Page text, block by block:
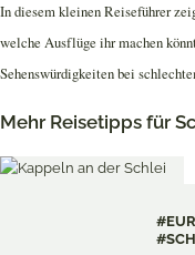
In diesem kleinen Reiseführer
welche Ausflüge ihr machen
Sehenswürdigkeiten bei
Mehr Reisetipps für